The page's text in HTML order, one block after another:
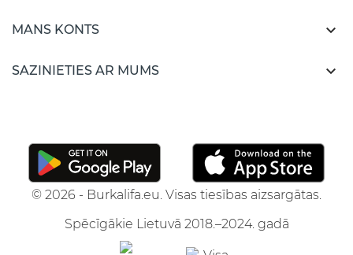
MANS KONTS 
SAZINIETIES AR MUMS 
© 2026 - Burkalifa.eu. Visas tiesības aizsargātas.
Spēcīgākie Lietuvā 2018.–2024. gadā